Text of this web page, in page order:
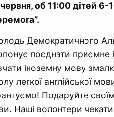
об 11:00 дітей
Демократичного
поєднати приємне
іноземну мову
легкої англійської
Подаруйте
Наші волонтери